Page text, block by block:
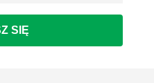
SIĘ